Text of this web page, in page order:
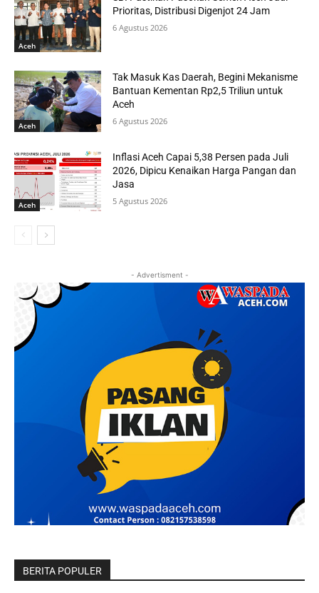
Aceh
Prioritas, Distribusi Digenjot 24 Jam
6 Agustus 2026
Aceh
Tak Masuk Kas Daerah, Begini Mekanisme
Bantuan Kementan Rp2,5 Triliun untuk
Aceh
6 Agustus 2026
Aceh
Inflasi Aceh Capai 5,38 Persen pada Juli
2026, Dipicu Kenaikan Harga Pangan dan
Jasa
5 Agustus 2026
- Advertisment -
BERITA POPULER